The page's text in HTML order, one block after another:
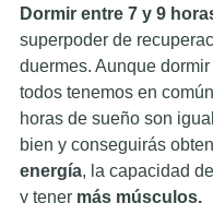
Dormir entre 7 y 9
superpoder de
duermes. Aunque
todos tenemos en
horas de sueño son
bien y conseguirás
energía, la capacidad de
y tener más músculos.